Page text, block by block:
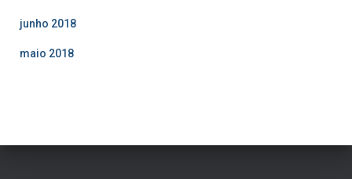
junho 2018
maio 2018